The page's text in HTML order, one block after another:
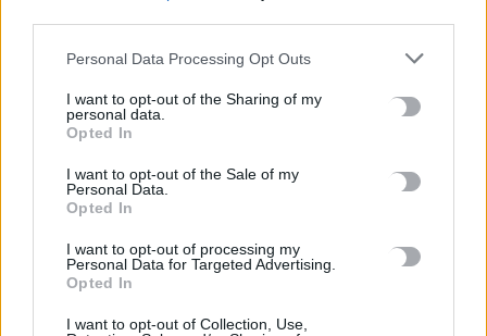
Personal Data Processing Opt Outs
I want to opt-out of the Sharing of my
personal data.
Opted In
I want to opt-out of the Sale of my
Personal Data.
Opted In
I want to opt-out of processing my
Personal Data for Targeted Advertising.
Opted In
I want to opt-out of Collection, Use,